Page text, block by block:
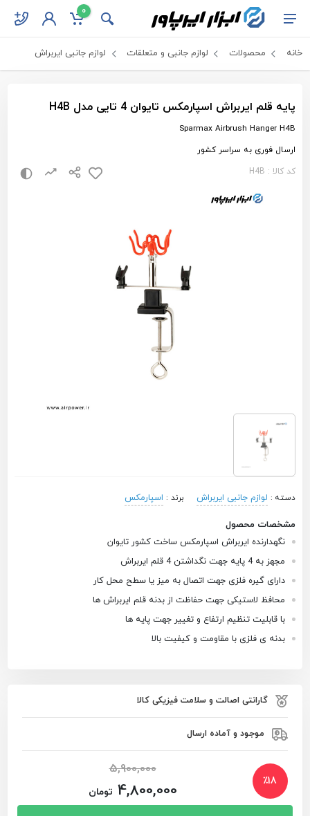
0
خانه محصولات لوازم جانبی و متعلقات لوازم جانبی ایربراش
پایه قلم ایربراش اسپارمکس تایوان 4 تایی مدل H4B
Sparmax Airbrush Hanger H4B
ارسال فوری به سراسر کشور
کد کالا : H4B
دسته : لوازم جانبی ایربراش برند : اسپارمکس
مشخصات محصول
نگهدارنده ایربراش اسپارمکس ساخت کشور تایوان
مجهز به 4 پایه جهت نگداشتن 4 قلم ایربراش
دارای گیره فلزی جهت اتصال به میز یا سطح محل کار
محافظ لاستیکی جهت حفاظت از بدنه قلم ایربراش ها
با قابلیت تنظیم ارتفاع و تغییر جهت پایه ها
بدنه ی فلزی با مقاومت و کیفیت بالا
گارانتی اصالت و سلامت فیزیکی کالا
موجود و آماده ارسال
٪18
5,900,000
4,800,000 تومان